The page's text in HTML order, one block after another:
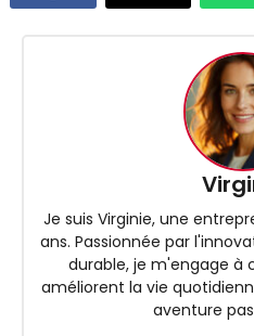
Je suis Virginie, une
ans. Passionnée par
durable, je m'engage à
améliorent la vie
aventure